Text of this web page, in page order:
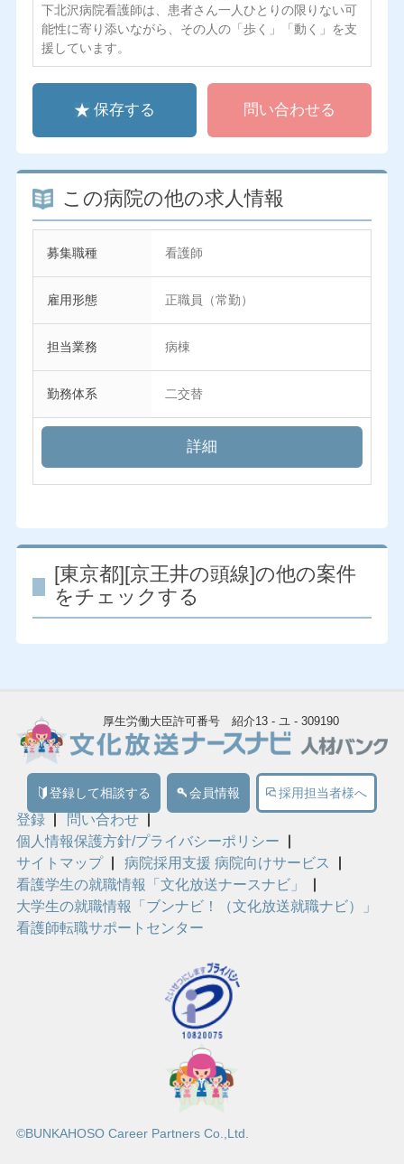
下北沢病院看護師は、患者さん一人ひとりの限りない可
能性に寄り添いながら、その人の「歩く」「動く」を支
援しています。
保存する 問い合わせる
この病院の他の求人情報
募集職種 看護師
雇用形態 正職員（常勤）
担当業務 病棟
勤務体系 二交替
詳細
[東京都][京王井の頭線]の他の案件
をチェックする
厚生労働大臣許可番号 紹介13 - ユ - 309190
登録して相談する 会員情報 採用担当者様へ
登録
問い合わせ
個人情報保護方針/プライバシーポリシー
サイトマップ
病院採用支援 病院向けサービス
看護学生の就職情報「文化放送ナースナビ」
大学生の就職情報「ブンナビ！（文化放送就職ナビ）」
看護師転職サポートセンター
©BUNKAHOSO Career Partners Co.,Ltd.